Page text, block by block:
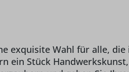
exquisite Wahl für alle,
Stück